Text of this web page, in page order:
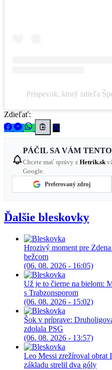
Príspevok, ktorý zdieľa
Zdieľať:
PÁČIL SA VÁM
Chcete mať správy z Hetrik.sk
Google.
Preferovaný zdroj
Ďalšie bleskovky
Hrozivý moment pre
bežcom
(06. 08. 2026 - 16:05)
Už je to čierne na bielom:
s Trabzonsporom
(06. 08. 2026 - 15:02)
Šok v príprave:
zdolala PSG
(06. 08. 2026 - 13:57)
Leo Messi zrežíroval obrat
základu strelil dva góly